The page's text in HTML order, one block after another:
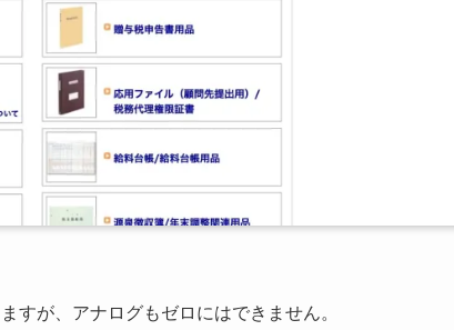
が、アナログもゼロにはできません。